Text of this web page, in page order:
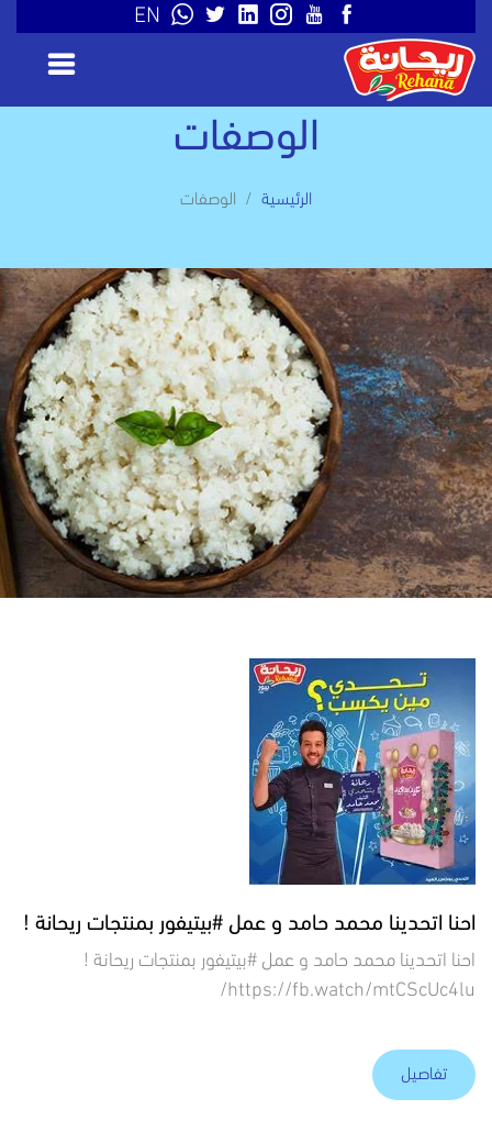
EN
الوصفات
الرئيسية الوصفات
احنا اتحدينا محمد حامد و عمل #بيتيفور بمنتجات ريحانة !
احنا اتحدينا محمد حامد و عمل #بيتيفور بمنتجات ريحانة !
https://fb.watch/mtCScUc4lu/
تفاصيل